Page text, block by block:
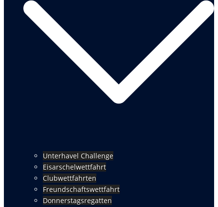
Unterhavel Challenge
Eisarschelwettfahrt
Clubwettfahrten
Freundschaftswettfahrt
Donnerstagsregatten